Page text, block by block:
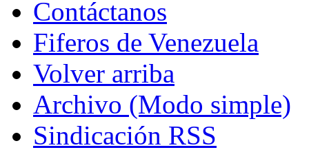
Contáctanos
Fiferos de Venezuela
Volver arriba
Archivo (Modo simple)
Sindicación RSS